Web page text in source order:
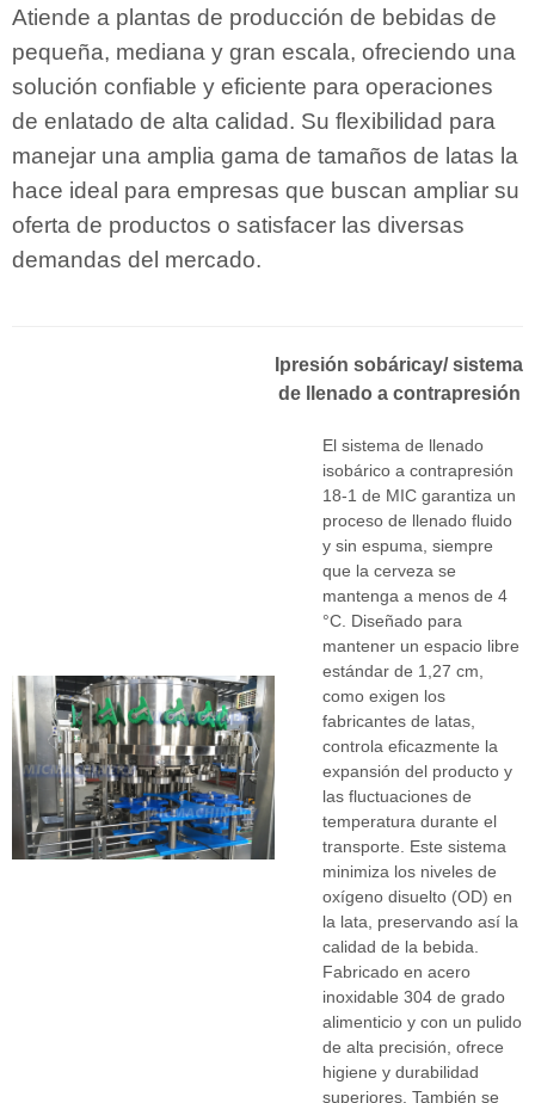
Atiende a plantas de producción de bebidas de
pequeña, mediana y gran escala, ofreciendo una
solución confiable y eficiente para operaciones
de enlatado de alta calidad. Su flexibilidad para
manejar una amplia gama de tamaños de latas la
hace ideal para empresas que buscan ampliar su
oferta de productos o satisfacer las diversas
demandas del mercado.
presión sobáricay/ sistema
de llenado a contrapresión
El sistema de llenado
isobárico a contrapresión
18-1 de MIC garantiza un
proceso de llenado fluido
y sin espuma, siempre
que la cerveza se
mantenga a menos de 4
°C. Diseñado para
mantener un espacio libre
estándar de 1,27 cm,
como exigen los
fabricantes de latas,
controla eficazmente la
expansión del producto y
las fluctuaciones de
temperatura durante el
transporte. Este sistema
minimiza los niveles de
oxígeno disuelto (OD) en
la lata, preservando así la
calidad de la bebida.
Fabricado en acero
inoxidable 304 de grado
alimenticio y con un pulido
de alta precisión, ofrece
higiene y durabilidad
superiores. También se